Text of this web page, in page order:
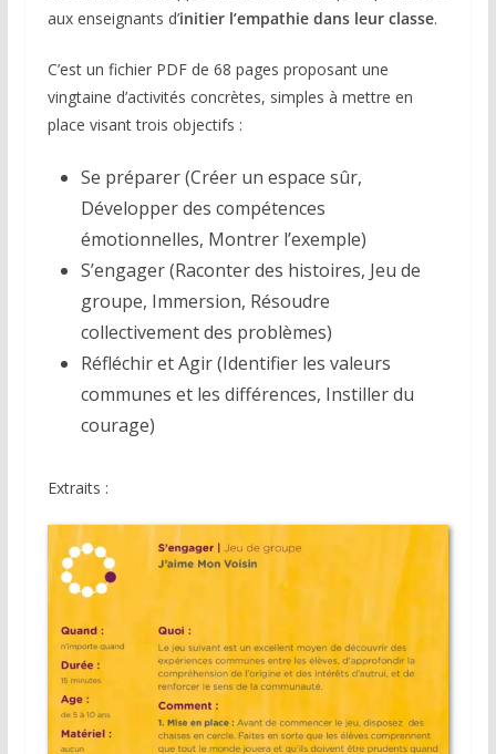
aux enseignants d’initier l’empathie dans leur classe.
C’est un fichier PDF de 68 pages proposant une
vingtaine d’activités concrètes, simples à mettre en
place visant trois objectifs :
Se préparer (Créer un espace sûr,
Développer des compétences
émotionnelles, Montrer l’exemple)
S’engager (Raconter des histoires, Jeu de
groupe, Immersion, Résoudre
collectivement des problèmes)
Réfléchir et Agir (Identifier les valeurs
communes et les différences, Instiller du
courage)
Extraits :